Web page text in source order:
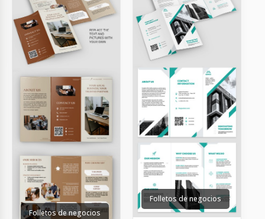
Folletos de negocios
Folletos de negocios